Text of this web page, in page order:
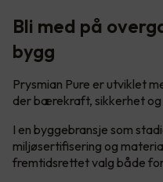
Bli med på
bygg
Prysmian Pure er utviklet
der bærekraft, sikkerhet
I en byggebransje som
miljøsertifisering og
fremtidsrettet valg både